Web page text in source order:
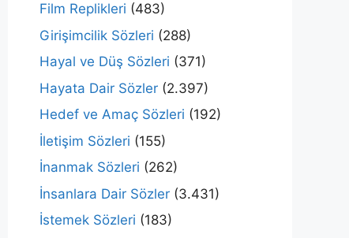
Film Replikleri (483)
Girişimcilik Sözleri (288)
Hayal ve Düş Sözleri (371)
Hayata Dair Sözler (2.397)
Hedef ve Amaç Sözleri (192)
İletişim Sözleri (155)
İnanmak Sözleri (262)
İnsanlara Dair Sözler (3.431)
İstemek Sözleri (183)